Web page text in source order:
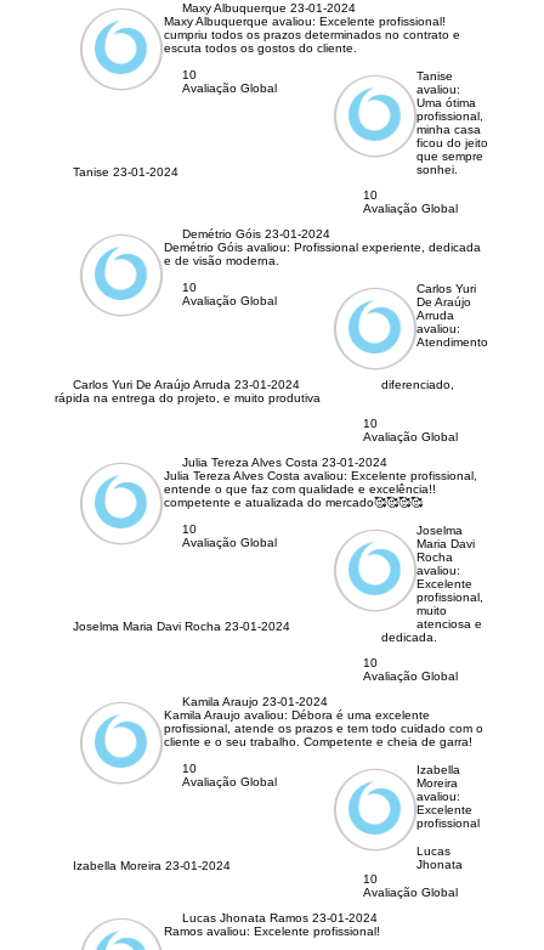
Maxy Albuquerque 23-01-2024
Maxy Albuquerque avaliou: Excelente profissional!
cumpriu todos os prazos determinados no contrato e
escuta todos os gostos do cliente.
10
Avaliação Global
Tanise 23-01-2024
Tanise
avaliou:
Uma ótima
profissional,
minha casa
ficou do jeito
que sempre
sonhei.
10
Avaliação Global
Demétrio Góis 23-01-2024
Demétrio Góis avaliou: Profissional experiente, dedicada
e de visão moderna.
10
Avaliação Global
Carlos Yuri De Araújo Arruda 23-01-2024
Carlos Yuri
De Araújo
Arruda
avaliou:
Atendimento
diferenciado,
rápida na entrega do projeto, e muito produtiva
10
Avaliação Global
Julia Tereza Alves Costa 23-01-2024
Julia Tereza Alves Costa avaliou: Excelente profissional,
entende o que faz com qualidade e excelência!!
competente e atualizada do mercado🥰🥰🥰🥰
10
Avaliação Global
Joselma Maria Davi Rocha 23-01-2024
Joselma
Maria Davi
Rocha
avaliou:
Excelente
profissional,
muito
atenciosa e
dedicada.
10
Avaliação Global
Kamila Araujo 23-01-2024
Kamila Araujo avaliou: Débora é uma excelente
profissional, atende os prazos e tem todo cuidado com o
cliente e o seu trabalho. Competente e cheia de garra!
10
Avaliação Global
Izabella Moreira 23-01-2024
Izabella
Moreira
avaliou:
Excelente
profissional
10
Avaliação Global
Lucas Jhonata Ramos 23-01-2024
Lucas
Jhonata
Ramos avaliou: Excelente profissional!